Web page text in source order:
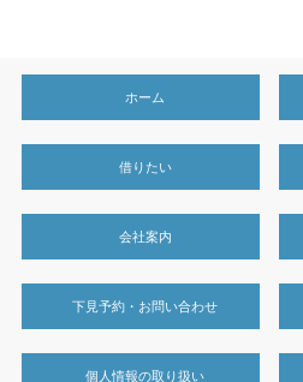
ホーム
借りたい
会社案内
下見予約・お問い合わせ
個人情報の取り扱い